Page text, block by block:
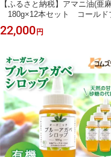
【ふるさと納税】アマニ油(亜
180g×12本セット コールド
製法 オメガ3 フレッシュキー
トル【1586430】
22,000 円